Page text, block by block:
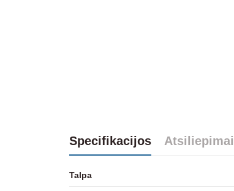
Specifikacijos Atsiliepimai
Talpa